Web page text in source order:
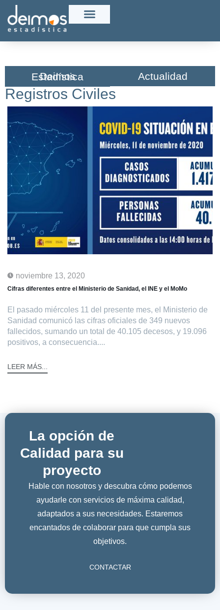
Deimos Estadística​ Actualidad
Registros Civiles
noviembre 13, 2020
Cifras diferentes entre el Ministerio de Sanidad, el INE y el MoMo
El pasado miércoles 11 del presente mes, el Ministerio de
Sanidad comunicó las cifras oficiales de 349 nuevos
fallecidos, sumando un total de 40.105 decesos, y 19.096
positivos, a consecuencia....
LEER MÁS...
La opción de
Calidad para su
proyecto
Hable con nosotros y descubra cómo podemos
ayudarle con servicios de máxima calidad,
adaptados a sus necesidades. Estaremos
encantados de colaborar para que cumpla sus
objetivos.
CONTACTAR